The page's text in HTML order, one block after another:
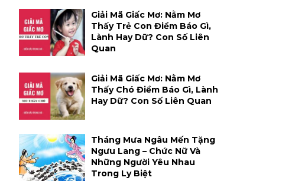
Giải Mã Giấc Mơ: Nằm Mơ
Thấy Trẻ Con Điềm Báo Gì,
Lành Hay Dữ? Con Số Liên
Quan
Giải Mã Giấc Mơ: Nằm Mơ
Thấy Chó Điềm Báo Gì, Lành
Hay Dữ? Con Số Liên Quan
Tháng Mưa Ngâu Mến Tặng
Ngưu Lang – Chức Nữ Và
Những Người Yêu Nhau
Trong Ly Biệt